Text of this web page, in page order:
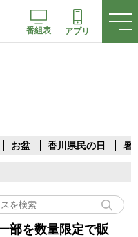
番組表 アプリ
お盆 香川県民の日 暑
部を数量限定で販